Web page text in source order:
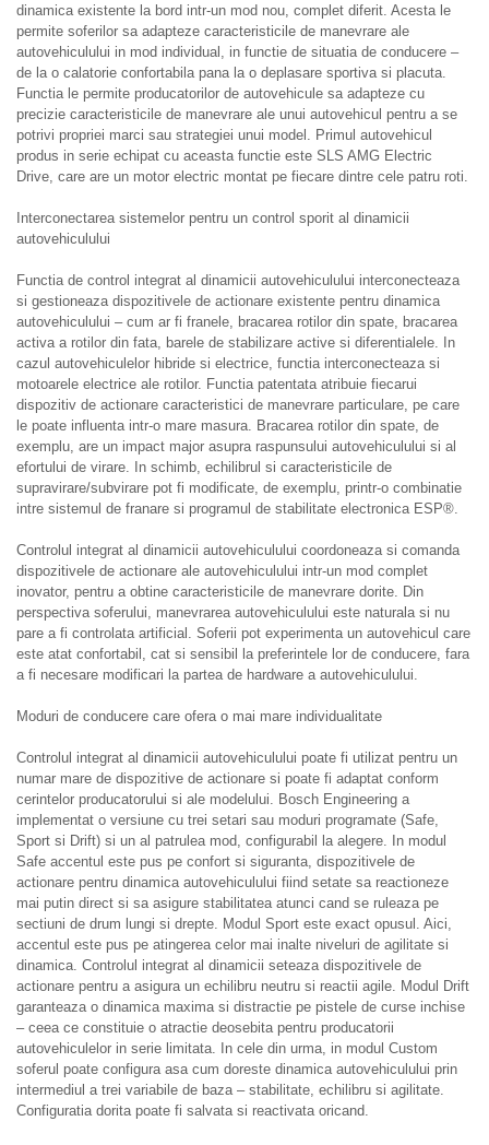
dinamica existente la bord intr-un mod nou, complet diferit. Acesta le
permite soferilor sa adapteze caracteristicile de manevrare ale
autovehiculului in mod individual, in functie de situatia de conducere –
de la o calatorie confortabila pana la o deplasare sportiva si placuta.
Functia le permite producatorilor de autovehicule sa adapteze cu
precizie caracteristicile de manevrare ale unui autovehicul pentru a se
potrivi propriei marci sau strategiei unui model. Primul autovehicul
produs in serie echipat cu aceasta functie este SLS AMG Electric
Drive, care are un motor electric montat pe fiecare dintre cele patru roti.
Interconectarea sistemelor pentru un control sporit al dinamicii
autovehiculului
Functia de control integrat al dinamicii autovehiculului interconecteaza
si gestioneaza dispozitivele de actionare existente pentru dinamica
autovehiculului – cum ar fi franele, bracarea rotilor din spate, bracarea
activa a rotilor din fata, barele de stabilizare active si diferentialele. In
cazul autovehiculelor hibride si electrice, functia interconecteaza si
motoarele electrice ale rotilor. Functia patentata atribuie fiecarui
dispozitiv de actionare caracteristici de manevrare particulare, pe care
le poate influenta intr-o mare masura. Bracarea rotilor din spate, de
exemplu, are un impact major asupra raspunsului autovehiculului si al
efortului de virare. In schimb, echilibrul si caracteristicile de
supravirare/subvirare pot fi modificate, de exemplu, printr-o combinatie
intre sistemul de franare si programul de stabilitate electronica ESP®.
Controlul integrat al dinamicii autovehiculului coordoneaza si comanda
dispozitivele de actionare ale autovehiculului intr-un mod complet
inovator, pentru a obtine caracteristicile de manevrare dorite. Din
perspectiva soferului, manevrarea autovehiculului este naturala si nu
pare a fi controlata artificial. Soferii pot experimenta un autovehicul care
este atat confortabil, cat si sensibil la preferintele lor de conducere, fara
a fi necesare modificari la partea de hardware a autovehiculului.
Moduri de conducere care ofera o mai mare individualitate
Controlul integrat al dinamicii autovehiculului poate fi utilizat pentru un
numar mare de dispozitive de actionare si poate fi adaptat conform
cerintelor producatorului si ale modelului. Bosch Engineering a
implementat o versiune cu trei setari sau moduri programate (Safe,
Sport si Drift) si un al patrulea mod, configurabil la alegere. In modul
Safe accentul este pus pe confort si siguranta, dispozitivele de
actionare pentru dinamica autovehiculului fiind setate sa reactioneze
mai putin direct si sa asigure stabilitatea atunci cand se ruleaza pe
sectiuni de drum lungi si drepte. Modul Sport este exact opusul. Aici,
accentul este pus pe atingerea celor mai inalte niveluri de agilitate si
dinamica. Controlul integrat al dinamicii seteaza dispozitivele de
actionare pentru a asigura un echilibru neutru si reactii agile. Modul Drift
garanteaza o dinamica maxima si distractie pe pistele de curse inchise
– ceea ce constituie o atractie deosebita pentru producatorii
autovehiculelor in serie limitata. In cele din urma, in modul Custom
soferul poate configura asa cum doreste dinamica autovehiculului prin
intermediul a trei variabile de baza – stabilitate, echilibru si agilitate.
Configuratia dorita poate fi salvata si reactivata oricand.